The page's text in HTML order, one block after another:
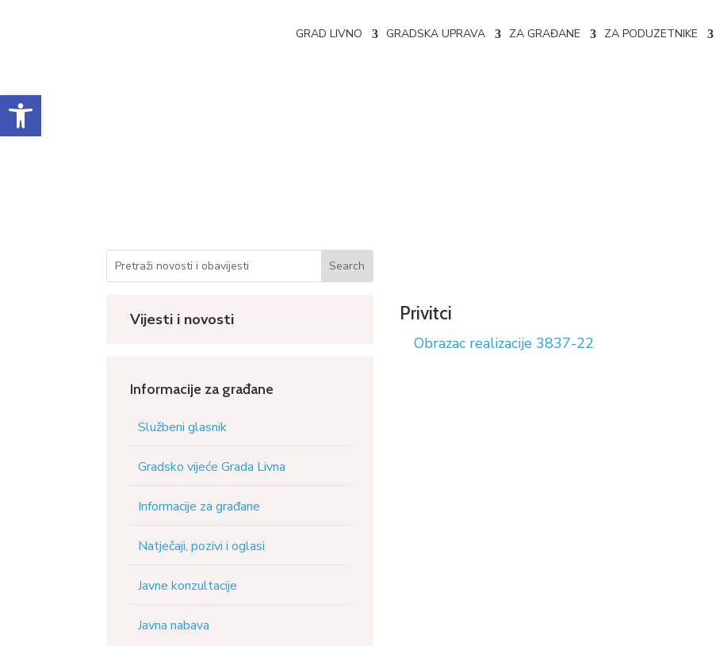
Open toolbar
GRAD LIVNO GRADSKA UPRAVA ZA GRAĐANE ZA PODUZETNIKE
Vijesti i novosti
Informacije za građane
Službeni glasnik
Gradsko vijeće Grada Livna
Informacije za građane
Natječaji, pozivi i oglasi
Javne konzultacije
Javna nabava
Privitci
Obrazac realizacije 3837-22